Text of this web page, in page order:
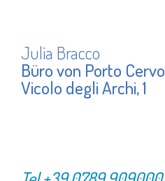
Julia Bracco
Büro von Porto Cervo
Vicolo degli Archi, 1